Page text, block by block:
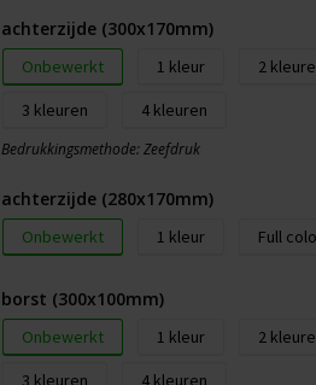
achterzijde (300x170mm)
Onbewerkt 1
2
3
4
Bedrukkingsmethode: Zeefdruk
achterzijde (280x170mm)
Onbewerkt 1 Full
borst (300x100mm)
Onbewerkt 1
2
3
4